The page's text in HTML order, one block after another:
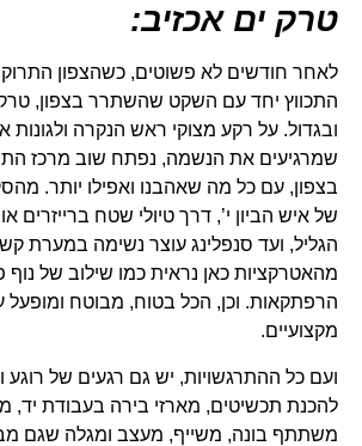
טרק ים אכזיב:
לאחר חודשים לא פשוטים, כשהצפון התרוקן
התכווץ יחד עם השקט שהשתרר בצפון, טרק ים
ובגדול. על רקע מצוקי ראש הנקרה ולגונות
שמרגיעים את הנשמה, נפתח שוב מרכז
בצפון, עם כל מה שאהבנו ואפילו יותר.
של איש הביון י’, דרך טיולי שטח ברייזרים או
הגליל, ועד סנפלינג עוצר נשימה במערת
מהאטרקציות כאן נראית כמו שילוב של נוף
הרפתקאות. וכן, הכל בטוח, מבוטח ומופעל ע״י
מקצועיים.
ועם כל ההתרגשויות, יש גם רגעים של רוגע
להכנת תכשיטים, מארזי בירה בעבודת יד,
משתתף בונה, משייף, מעצב ומגלה שגם